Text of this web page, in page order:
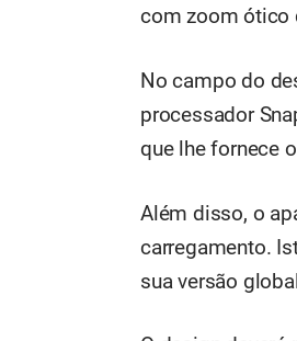
com zoom ótico
No campo do
processador
que lhe fornece
Além disso, o
carregamento.
sua versão